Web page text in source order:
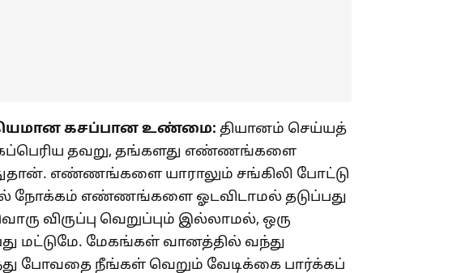
கசப்பான உண்மை: தியானம் செய்யத்
தவறு, தங்களது எண்ணங்களை
எண்ணங்களை யாராலும் சங்கிலி போட்டு
அசல் நோக்கம் எண்ணங்களை ஓடவிடாமல் தடுப்பது
வெறுப்பும் இல்லாமல், ஒரு
மட்டுமே. மேகங்கள் வானத்தில் வந்து
நீங்கள் வெறும் வேடிக்கை பார்க்கப்